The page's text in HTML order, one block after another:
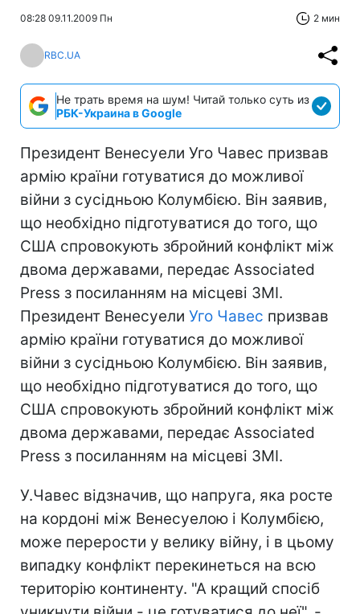
08:28 09.11.2009 Пн 2 мин
RBC.UA
Не трать время на шум! Читай только суть из
РБК-Украина в Google
Президент Венесуели Уго Чавес призвав
армію країни готуватися до можливої
війни з сусідньою Колумбією. Він заявив,
що необхідно підготуватися до того, що
США спровокують збройний конфлікт між
двома державами, передає Associated
Press з посиланням на місцеві ЗМІ.
Президент Венесуели Уго Чавес призвав
армію країни готуватися до можливої
війни з сусідньою Колумбією. Він заявив,
що необхідно підготуватися до того, що
США спровокують збройний конфлікт між
двома державами, передає Associated
Press з посиланням на місцеві ЗМІ.
У.Чавес відзначив, що напруга, яка росте
на кордоні між Венесуелою і Колумбією,
може перерости у велику війну, і в цьому
випадку конфлікт перекинеться на всю
територію континенту. "А кращий спосіб